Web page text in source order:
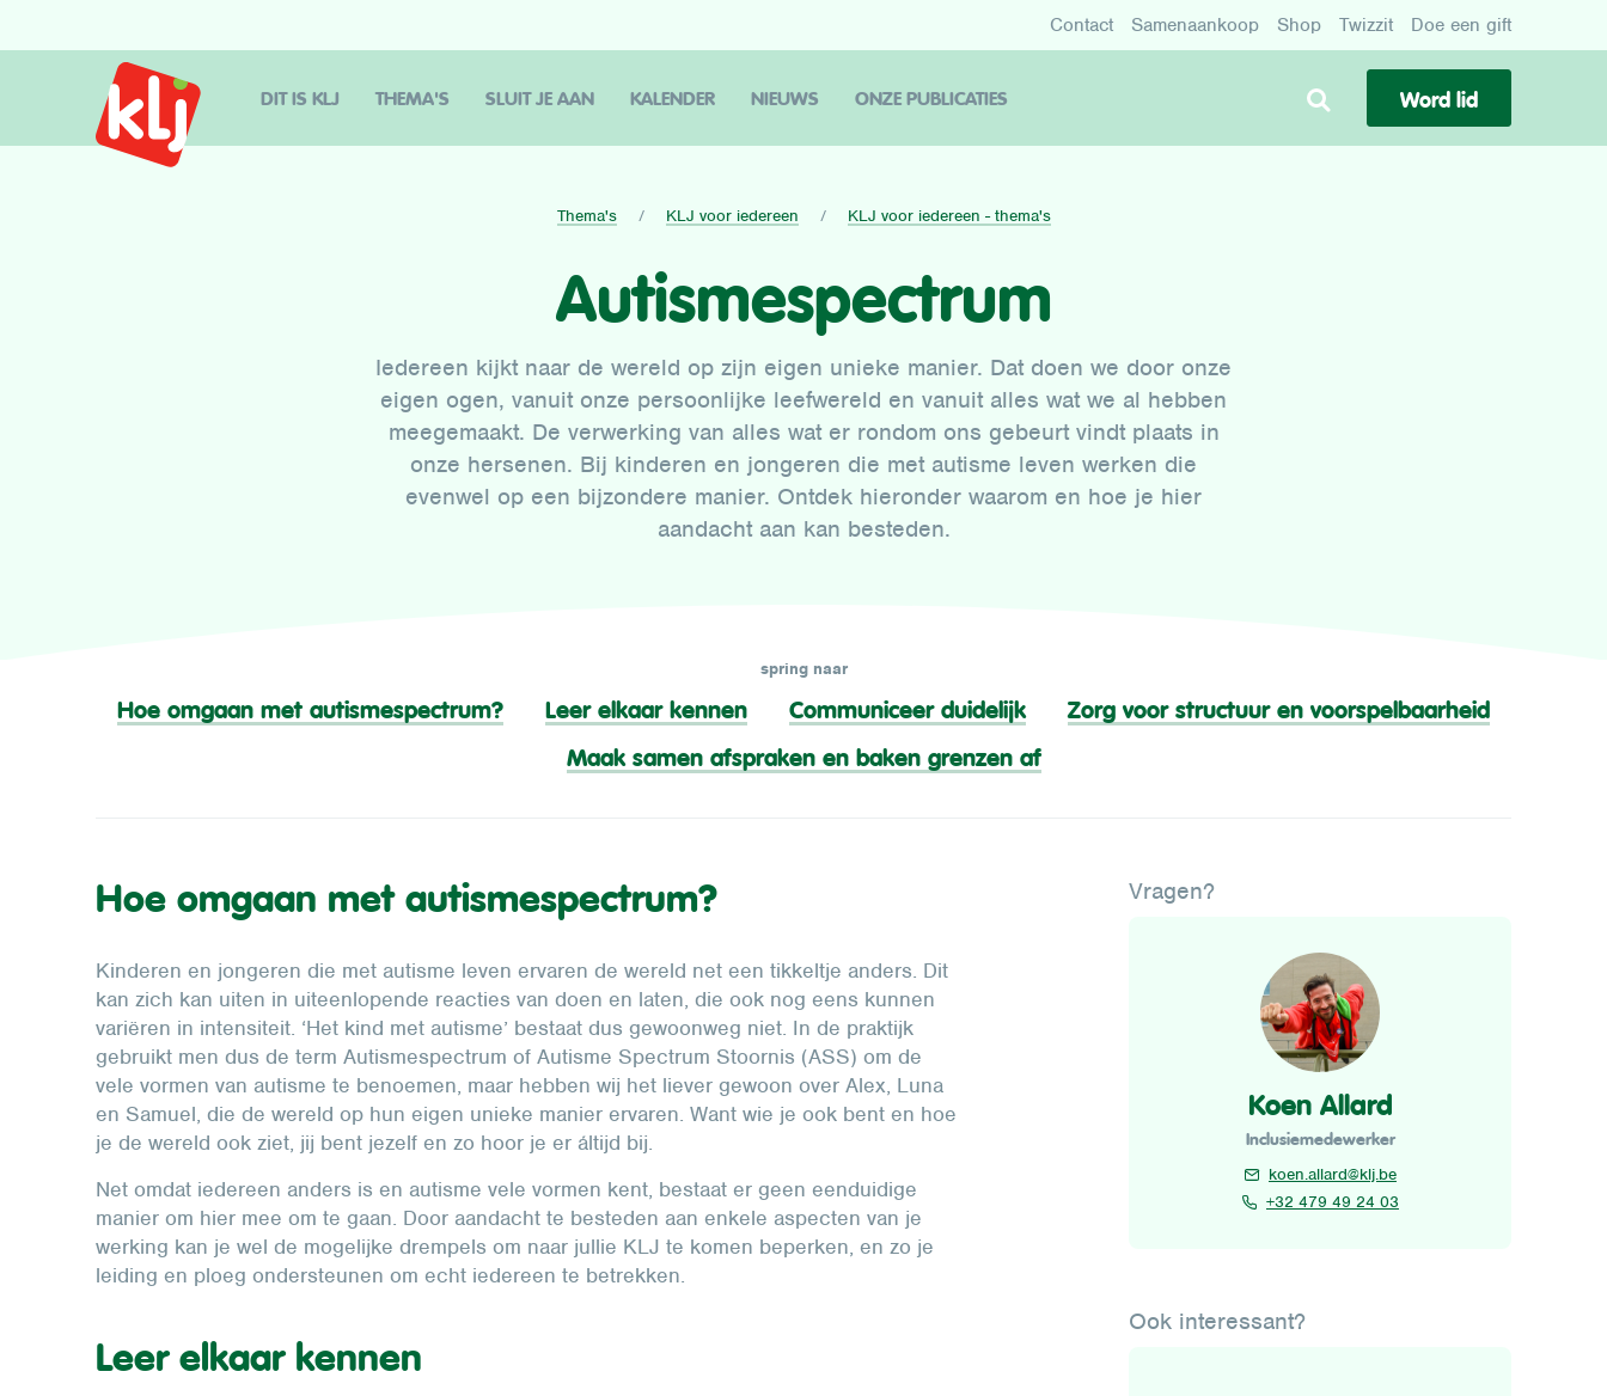
Contact Samenaankoop Shop Twizzit Doe een gift
DIT IS KLJ THEMA'S SLUIT JE AAN KALENDER NIEUWS ONZE PUBLICATIES Word lid
Thema's KLJ voor iedereen KLJ voor iedereen - thema's
Autismespectrum
Iedereen kijkt naar de wereld op zijn eigen unieke manier. Dat doen we door onze
eigen ogen, vanuit onze persoonlijke leefwereld en vanuit alles wat we al hebben
meegemaakt. De verwerking van alles wat er rondom ons gebeurt vindt plaats in
onze hersenen. Bij kinderen en jongeren die met autisme leven werken die
evenwel op een bijzondere manier. Ontdek hieronder waarom en hoe je hier
aandacht aan kan besteden.
spring naar
Hoe omgaan met autismespectrum? Leer elkaar kennen Communiceer duidelijk
Zorg voor structuur en voorspelbaarheid
Maak samen afspraken en baken grenzen af
Hoe omgaan met autismespectrum?
Kinderen en jongeren die met autisme leven ervaren de wereld net een tikkeltje anders. Dit
kan zich kan uiten in uiteenlopende reacties van doen en laten, die ook nog eens kunnen
variëren in intensiteit. ‘Het kind met autisme’ bestaat dus gewoonweg niet. In de praktijk
gebruikt men dus de term Autismespectrum of Autisme Spectrum Stoornis (ASS) om de
vele vormen van autisme te benoemen, maar hebben wij het liever gewoon over Alex, Luna
en Samuel, die de wereld op hun eigen unieke manier ervaren. Want wie je ook bent en hoe
je de wereld ook ziet, jij bent jezelf en zo hoor je er áltijd bij.
Net omdat iedereen anders is en autisme vele vormen kent, bestaat er geen eenduidige
manier om hier mee om te gaan. Door aandacht te besteden aan enkele aspecten van je
werking kan je wel de mogelijke drempels om naar jullie KLJ te komen beperken, en zo je
leiding en ploeg ondersteunen om echt iedereen te betrekken.
Leer elkaar kennen
Vragen?
Koen Allard
Inclusiemedewerker
koen.allard@klj.be
+32 479 49 24 03
Ook interessant?